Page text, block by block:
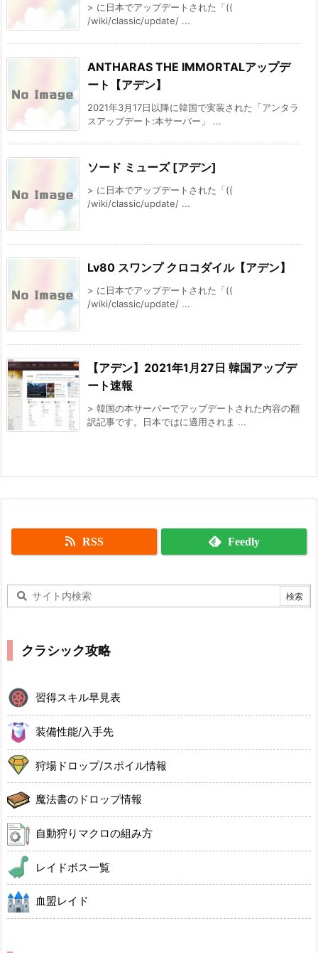
> に日本でアップデートされた「((
/wiki/classic/update/ ...
ANTHARAS THE IMMORTALアップデ
ート【アデン】
2021年3月17日以降に韓国で実装された「アンタラ
スアップデート:本サーバー」 ...
ソード ミューズ [アデン]
> に日本でアップデートされた「((
/wiki/classic/update/ ...
Lv80 スワンプ クロコダイル【アデン】
> に日本でアップデートされた「((
/wiki/classic/update/ ...
【アデン】2021年1月27日 韓国アップデ
ート速報
> 韓国の本サーバーでアップデートされた内容の翻
訳記事です。日本ではに適用されま ...
RSS Feedly
クラシック攻略
習得スキル早見表
装備性能/入手先
狩場ドロップ/スポイル情報
魔法書のドロップ情報
自動狩りマクロの組み方
レイドボス一覧
血盟レイド